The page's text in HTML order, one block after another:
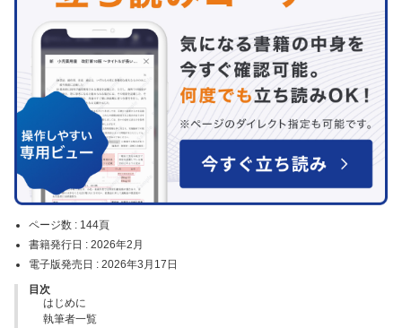
ページ数 : 144頁
書籍発行日 : 2026年2月
電子版発売日 : 2026年3月17日
目次
はじめに
執筆者一覧